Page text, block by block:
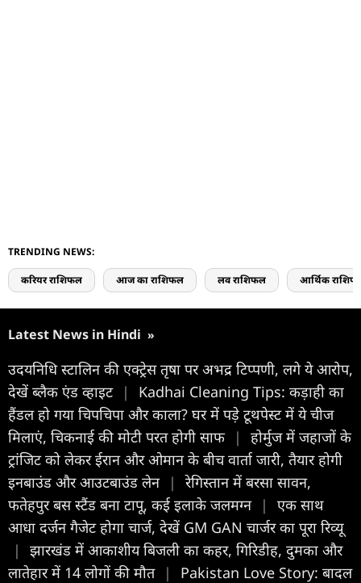
TRENDING NEWS:
करियर राशिफल आज का राशिफल लव राशिफल आर्थिक
Latest News in Hindi »
उदयनिधि स्टालिन की एक्ट्रेस तृषा पर अभद्र टिप्पणी, लगे ये आरोप,
देखें ब्लैक एंड व्हाइट |
Kadhai Cleaning Tips: कड़ाही का
हैंडल हो गया चिपचिपा और काला? घर में पड़े टूथपेस्ट में ये चीज
मिलाएं, चिकनाई की मोटी परत होगी साफ |
होर्मुज में जहाजों के
ट्रांजिट को लेकर ईरान और ओमान के बीच वार्ता जारी, तैयार होगी
इनबाउंड और आउटबाउंड लेन |
रेगिस्तान में बरसा सावन,
फतेहपुर बस स्टैंड बना टापू, कई इलाके जलमग्न |
एक साथ
आधा दर्जन गैजेट होगा चार्ज, देखें GM GAN चार्जर का पूरा रिव्यू
|
झारखंड में आकाशीय बिजली का कहर, गिरिडीह, दुमका और
लातेहार में 14 लोगों की मौत |
Pakistan Love Story: बादल